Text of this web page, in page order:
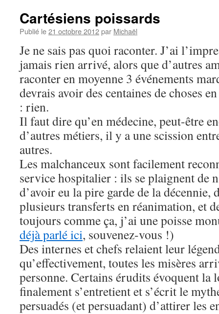
contenu
Cartésiens poissards
Publié le21 octobre 2012par Michaël
Je ne sais pas quoi raconter. J’ai
jamais rien arrivé, alors que d’autres
raconter en moyenne 3 événements
devrais avoir des centaines de choses
: rien.
Il faut dire qu’en médecine, peut-être
d’autres métiers, il y a une scission
autres.
Les malchanceux sont facilement
service hospitalier : ils se plaignent de
d’avoir eu la pire garde de la décennie,
plusieurs transferts en réanimation, et
toujours comme ça, j’ai une poisse
déjà parlé ici, souvenez-vous !)
Des internes et chefs relaient leur
qu’effectivement, toutes les misères
personne. Certains érudits évoquent la
finalement s’entretient et s’écrit le
persuadés (et persuadant) d’attirer les